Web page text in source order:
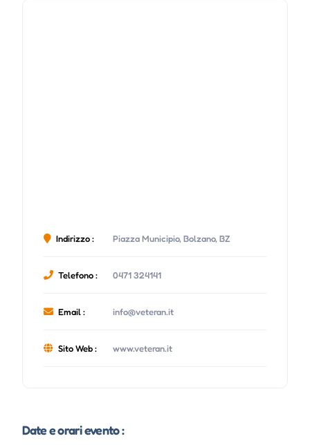
Indirizzo : Piazza Municipio, Bolzano, BZ
Telefono : 0471 324141
Email : info@veteran.it
Sito Web : www.veteran.it
Date e orari evento :